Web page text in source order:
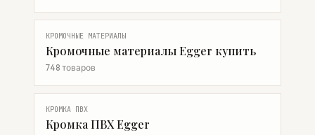
КРОМОЧНЫЕ МАТЕРИАЛЫ
Кромочные материалы Egger купить
748 товаров
КРОМКА ПВХ
Кромка ПВХ Egger